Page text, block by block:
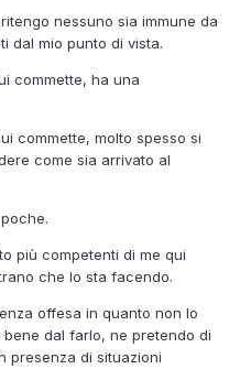
nessuno sia immune da
dal mio punto di vista.
commette, ha una
commette, molto spesso si
come sia arrivato al
più competenti di me qui
che lo sta facendo.
offesa in quanto non lo
dal farlo, ne pretendo di
presenza di situazioni